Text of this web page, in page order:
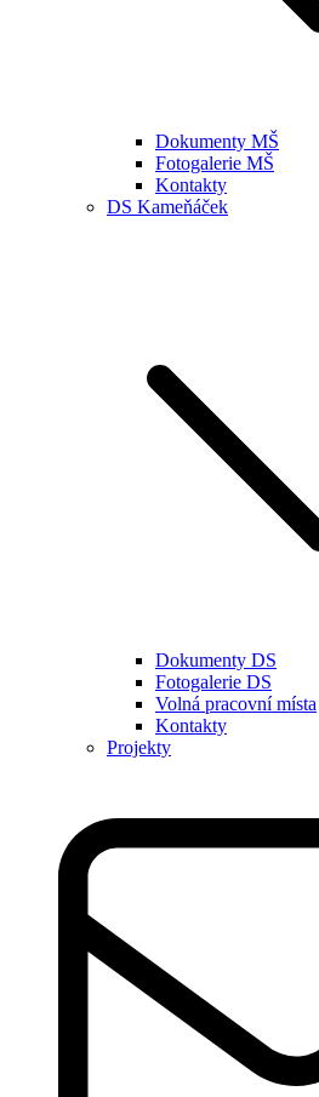
Dokumenty MŠ
Fotogalerie MŠ
Kontakty
DS Kameňáček
Dokumenty DS
Fotogalerie DS
Volná pracovní místa
Kontakty
Projekty